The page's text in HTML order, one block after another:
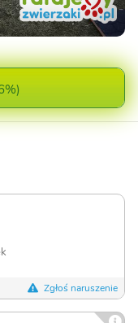
)
Zgłoś naruszenie